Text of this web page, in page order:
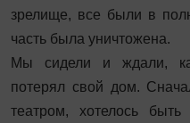
зрелище, все были в
часть была уничтожена.
Мы сидели и ждали,
потерял свой дом.
театром, хотелось